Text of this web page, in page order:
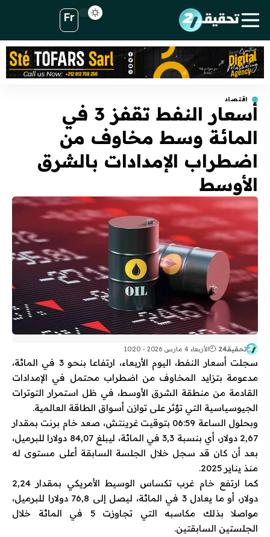
Fr
اقتصاد
أسعار النفط تقفز 3 في
المائة وسط مخاوف من
اضطراب الإمدادات بالشرق
الأوسط
تحقيقـ24 الأربعاء 4 مارس 2026 - 10:20
سجلت أسعار النفط، اليوم الأربعاء، ارتفاعا بنحو 3 في المائة،
مدعومة بتزايد المخاوف من اضطراب محتمل في الإمدادات
القادمة من منطقة الشرق الأوسط، في ظل استمرار التوترات
الجيوسياسية التي تؤثر على توازن أسواق الطاقة العالمية.
وبحلول الساعة 06:59 بتوقيت غرينتش، صعد خام برنت بمقدار
2,67 دولار، أي بنسبة 3,3 في المائة، ليبلغ 84,07 دولارا للبرميل،
بعد أن كان قد سجل خلال الجلسة السابقة أعلى مستوى له
منذ يناير 2025.
كما ارتفع خام غرب تكساس الوسيط الأمريكي بمقدار 2,24
دولار، أو ما يعادل 3 في المائة، ليصل إلى 76,8 دولارا للبرميل،
مواصلا بذلك مكاسبه التي تجاوزت 5 في المائة خلال
الجلستين السابقتين.